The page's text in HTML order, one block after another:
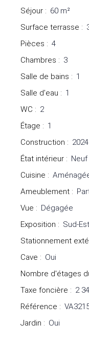
Séjour : 60 m²
Surface terrasse :
Pièces : 4
Chambres : 3
Salle de bains : 1
Salle d'eau : 1
WC : 2
Étage : 1
Construction : 2024
État intérieur : Neuf
Cuisine :
Ameublement :
Vue : Dégagée
Exposition : Sud-Est
Stationnement
Cave : Oui
Nombre d'étages
Taxe foncière : 2
Référence :
Jardin : Oui